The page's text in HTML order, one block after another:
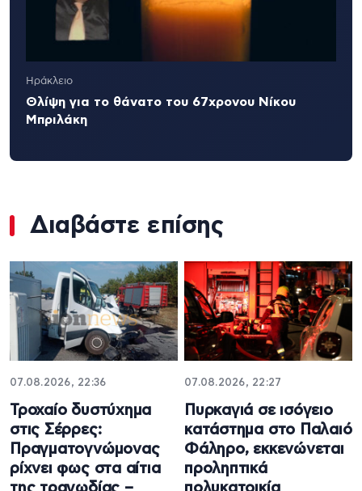
Ηράκλειο
Θλίψη για το θάνατο του 67χρονου Νίκου
Μπριλάκη
Διαβάστε επίσης
07.08.2026, 22:36
Τροχαίο δυστύχημα
στις Σέρρες:
Πραγματογνώμονας
ρίχνει φως στα αίτια
07.08.2026, 22:27
Πυρκαγιά σε ισόγειο
κατάστημα στο Παλαιό
Φάληρο, εκκενώνεται
προληπτικά